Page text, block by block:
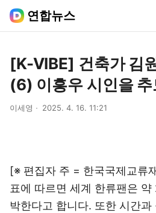
연합뉴스
[K-VIBE] 건축가 김
(6) 이흥우 시인을
이세영 2025. 4. 16. 11:21
[※ 편집자 주 = 한국국제교류
표에 따르면 세계 한류팬은
박한다고 합니다. 또한 시간